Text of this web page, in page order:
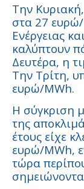
Την
στα 27 ευρώ/
Ενέργειας
καλύπτουν
Δευτέρα, η
Την Τρίτη,
ευρώ/MWh.
Η σύγκριση
της
έτους είχε
ευρώ/MWh,
τώρα